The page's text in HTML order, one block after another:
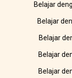
Belajar
Belajar
Belajar
Belajar
Belajar